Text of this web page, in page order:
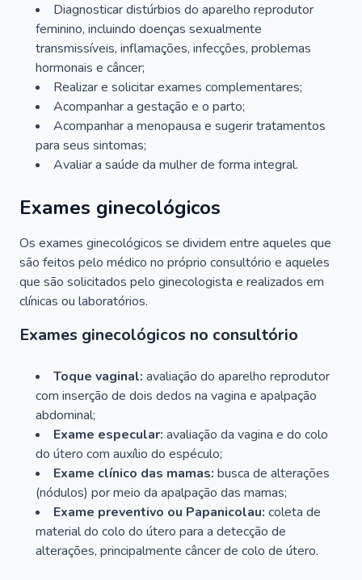
Diagnosticar distúrbios do aparelho reprodutor
feminino, incluindo doenças sexualmente
transmissíveis, inflamações, infecções, problemas
hormonais e câncer;
Realizar e solicitar exames complementares;
Acompanhar a gestação e o parto;
Acompanhar a menopausa e sugerir tratamentos
para seus sintomas;
Avaliar a saúde da mulher de forma integral.
Exames ginecológicos
Os exames ginecológicos se dividem entre aqueles que
são feitos pelo médico no próprio consultório e aqueles
que são solicitados pelo ginecologista e realizados em
clínicas ou laboratórios.
Exames ginecológicos no consultório
Toque vaginal: avaliação do aparelho reprodutor
com inserção de dois dedos na vagina e apalpação
abdominal;
Exame especular: avaliação da vagina e do colo
do útero com auxílio do espéculo;
Exame clínico das mamas: busca de alterações
(nódulos) por meio da apalpação das mamas;
Exame preventivo ou Papanicolau: coleta de
material do colo do útero para a detecção de
alterações, principalmente câncer de colo de útero.